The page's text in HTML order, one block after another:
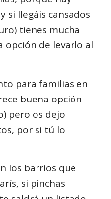
si llegáis cansados
tienes mucha
opción de levarlo al
para familias en
buena opción
pero os dejo
por si tú lo
los barrios que
si pinchas